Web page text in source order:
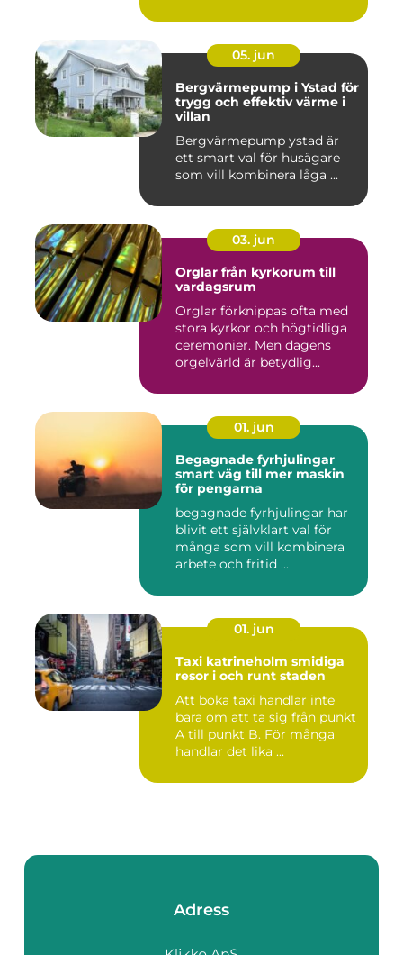
05. jun
Bergvärmepump i Ystad för
trygg och effektiv värme i
villan
Bergvärmepump ystad är
ett smart val för husägare
som vill kombinera låga ...
03. jun
Orglar från kyrkorum till
vardagsrum
Orglar förknippas ofta med
stora kyrkor och högtidliga
ceremonier. Men dagens
orgelvärld är betydlig...
01. jun
Begagnade fyrhjulingar
smart väg till mer maskin
för pengarna
begagnade fyrhjulingar har
blivit ett självklart val för
många som vill kombinera
arbete och fritid ...
01. jun
Taxi katrineholm smidiga
resor i och runt staden
Att boka taxi handlar inte
bara om att ta sig från punkt
A till punkt B. För många
handlar det lika ...
Adress